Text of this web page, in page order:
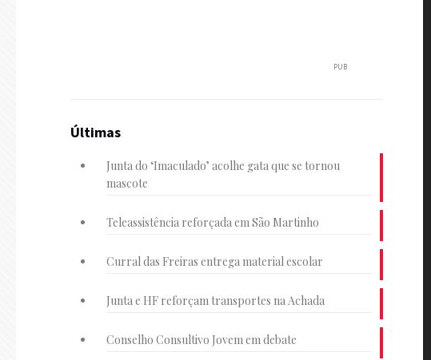
PUB
Últimas
Junta do ‘Imaculado’ acolhe gata que se tornou
mascote
Teleassistência reforçada em São Martinho
Curral das Freiras entrega material escolar
Junta e HF reforçam transportes na Achada
Conselho Consultivo Jovem em debate